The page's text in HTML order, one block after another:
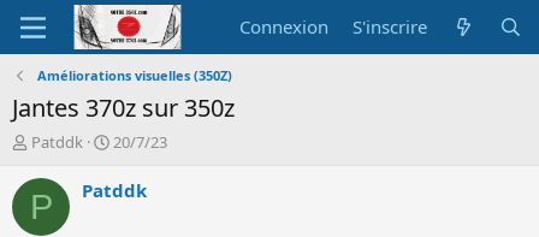
Connexion S'inscrire
Améliorations visuelles (350Z)
Jantes 370z sur 350z
A
t
e
Patddk
D
t
20/7/23
P Patddk